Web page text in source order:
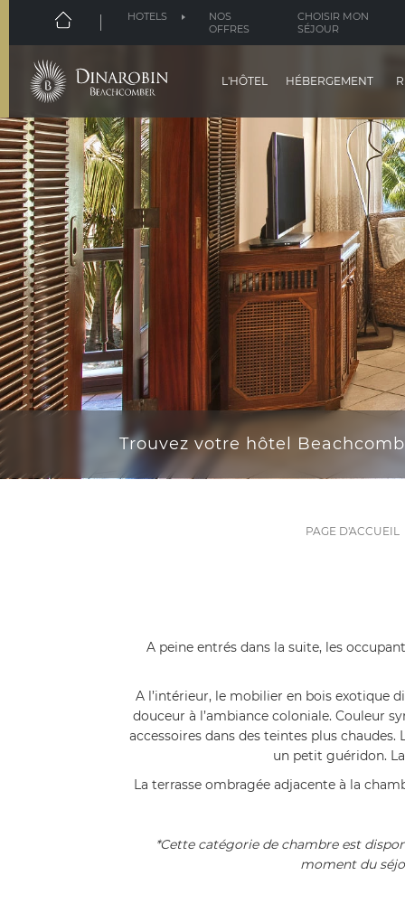
HOTELS
NOS
OFFRES
CHOISIR MON
SÉJOUR
L'HÔTEL HÉBERGEMENT
Trouvez votre hôtel
PAGE D'ACCUEIL
A peine entrés dans la suite, les
A l’intérieur, le mobilier en bois exotique
douceur à l’ambiance coloniale. Couleur
accessoires dans des teintes plus
un petit guéridon.
La terrasse ombragée adjacente à la
*Cette catégorie de chambre est
moment du